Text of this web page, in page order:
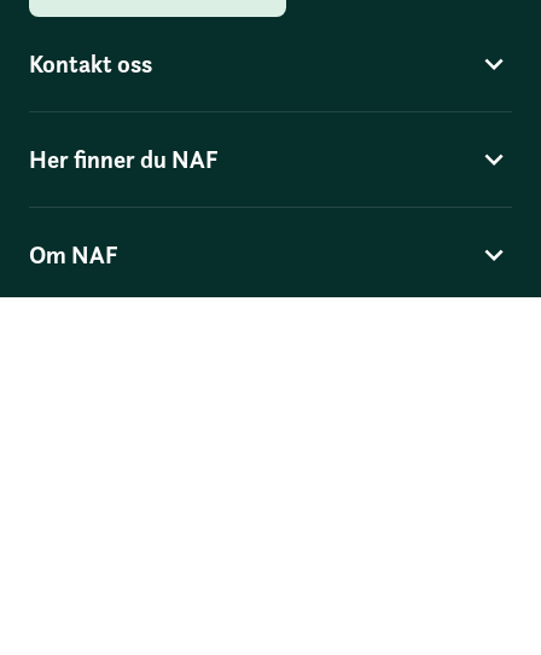
Kontakt oss
Her finner du NAF
Om NAF